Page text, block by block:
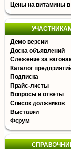
Цены на витамины в
Демо версии
Доска объявлений
Слежение за
Каталог
Подписка
Прайс-листы
Вопросы и ответы
Список должников
Выставки
Форум